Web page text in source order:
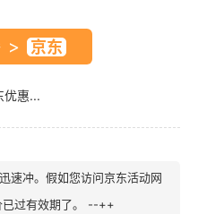
>
优惠...
速冲。假如您访问京东活动网
已过有效期了。 --++